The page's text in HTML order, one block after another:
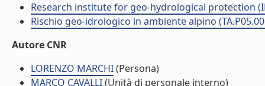
Research institute for geo-hydrological protection
Rischio geo-idrologico in ambiente alpino
Autore CNR
LORENZO MARCHI(Persona)
MARCO CAVALLI(Unità di personale interno)